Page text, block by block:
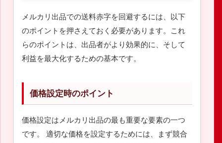
メルカリ出品での送料赤字を回避するには、以下
のポイントを押さえておく必要があります。これ
らのポイントは、出品者がより効果的に、そして
利益を最大化するための基本です。
価格設定時のポイント
価格設定はメルカリ出品の最も重要な要素の一つ
です。 適切な価格を設定するためには、まず競合